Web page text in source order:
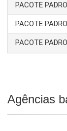
PACOTE
PACOTE
PACOTE
Agências